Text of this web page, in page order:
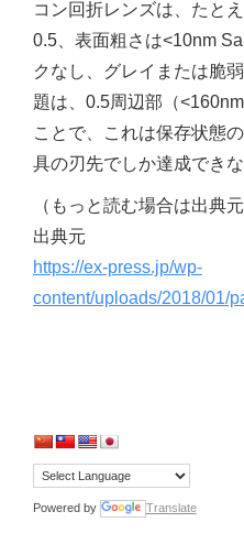
コン回折レンズは、たと
0.5、表面粗さは<10nm
クなし、グレイまたは脆
題は、0.5周辺部（
ことで、これは保存状態
具の刃先でしか達成できな
（もっと読む場合は出典元
出典元
https://ex-press.jp/wp-
content/uploads/2018/01/
Powered by Translate